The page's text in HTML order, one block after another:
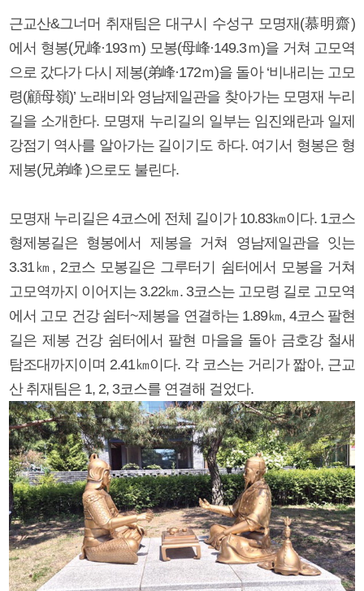
근교산&그너머 취재팀은 대구시 수성구 모명재(慕明齋)
에서 형봉(兄峰·193ｍ) 모봉(母峰·149.3ｍ)을 거쳐 고모역
으로 갔다가 다시 제봉(弟峰·172ｍ)을 돌아 ‘비내리는 고모
령(顧母嶺)’ 노래비와 영남제일관을 찾아가는 모명재 누리
길을 소개한다. 모명재 누리길의 일부는 임진왜란과 일제
강점기 역사를 알아가는 길이기도 하다. 여기서 형봉은 형
제봉(兄弟峰 )으로도 불린다.
모명재 누리길은 4코스에 전체 길이가 10.83㎞이다. 1코스
형제봉길은 형봉에서 제봉을 거쳐 영남제일관을 잇는
3.31㎞, 2코스 모봉길은 그루터기 쉼터에서 모봉을 거쳐
고모역까지 이어지는 3.22㎞. 3코스는 고모령 길로 고모역
에서 고모 건강 쉼터~제봉을 연결하는 1.89㎞, 4코스 팔현
길은 제봉 건강 쉼터에서 팔현 마을을 돌아 금호강 철새
탐조대까지이며 2.41㎞이다. 각 코스는 거리가 짧아, 근교
산 취재팀은 1, 2, 3코스를 연결해 걸었다.